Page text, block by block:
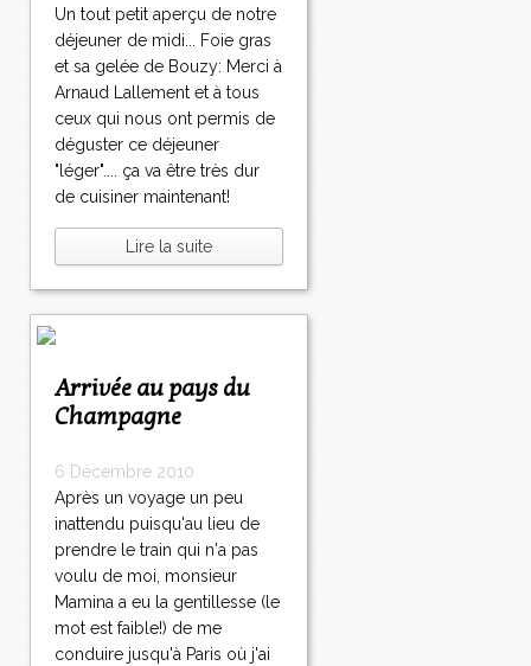
Un tout petit aperçu de notre
déjeuner de midi... Foie gras
et sa gelée de Bouzy: Merci à
Arnaud Lallement et à tous
ceux qui nous ont permis de
déguster ce déjeuner
"léger".... ça va être très dur
de cuisiner maintenant!
Lire la suite
Arrivée au pays du
Champagne
6 Décembre 2010
Après un voyage un peu
inattendu puisqu'au lieu de
prendre le train qui n'a pas
voulu de moi, monsieur
Mamina a eu la gentillesse (le
mot est faible!) de me
conduire jusqu'à Paris où j'ai